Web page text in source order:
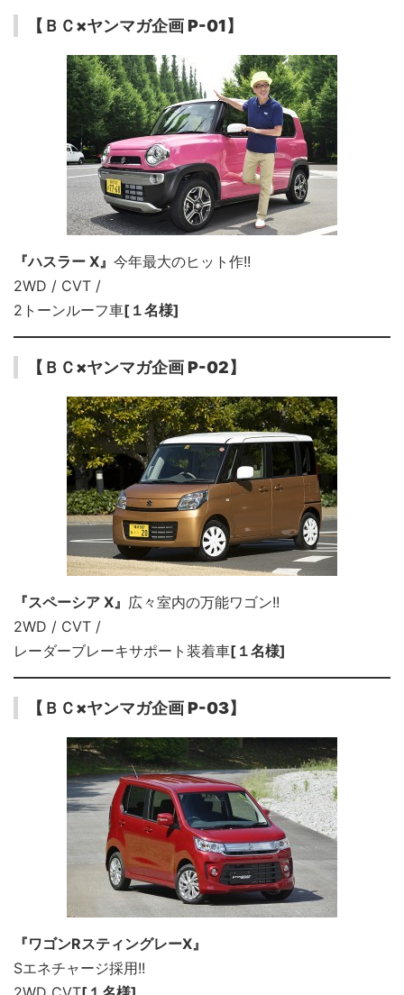
【ＢＣ×ヤンマガ企画 P-01】
『ハスラー X』 今年最大のヒット作!!
2WD / CVT /
2トーンルーフ車[１名様]
【ＢＣ×ヤンマガ企画 P-02】
『スペーシア X』 広々室内の万能ワゴン!!
2WD / CVT /
レーダーブレーキサポート装着車[１名様]
【ＢＣ×ヤンマガ企画 P-03】
『ワゴンRスティングレーX』
Sエネチャージ採用!!